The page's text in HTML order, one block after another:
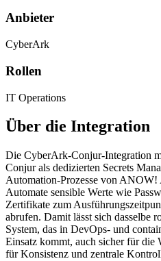
Anbieter
CyberArk
Rollen
IT Operations
Über die Integration
Die CyberArk-Conjur-Integration
Conjur als dedizierten Secrets
Automation-Prozesse von
Automate sensible Werte wie
Zertifikate zum
abrufen. Damit lässt sich dasselbe
System, das in DevOps- und
Einsatz kommt, auch sicher für die
für Konsistenz und zentrale